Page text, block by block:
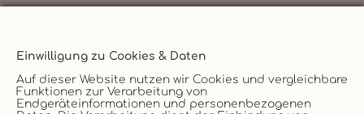
Einwilligung zu Cookies & Daten
Auf dieser Website nutzen wir Cookies und vergleichbare
Funktionen zur Verarbeitung von
Endgeräteinformationen und personenbezogenen
Unternehmen
AGB